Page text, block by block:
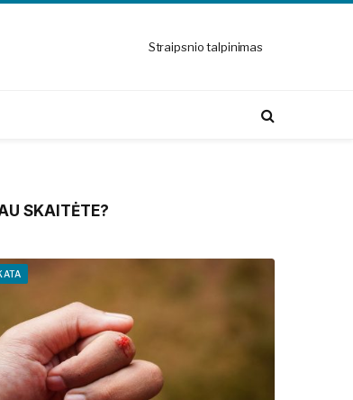
Straipsnio talpinimas
SKAITĖTE?